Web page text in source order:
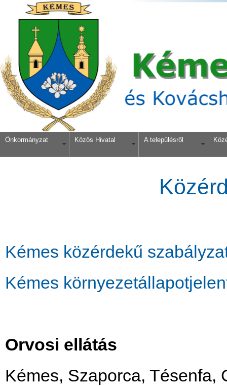
Önkormányzat Közös Hivatal A településről
Kémes közérdekű
Kémes
Orvosi ellátás
Kémes, Szaporca, Tésenfa,